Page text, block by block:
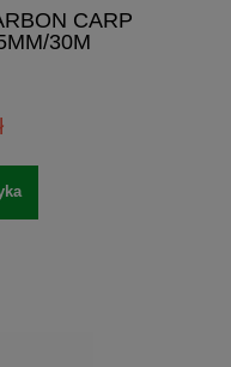
CARP
30M